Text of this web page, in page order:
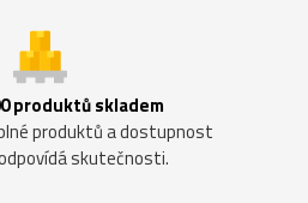
produktů skladem
produktů a dostupnost
skutečnosti.